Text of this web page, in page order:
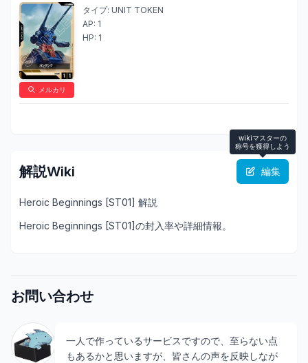
メルカリ
タイプ: UNIT TOKEN
AP: 1
HP: 1
解説Wiki
wikiマスターの
称号を獲得しよう
編集
Heroic Beginnings [ST01] 解説
Heroic Beginnings [ST01]の封入率や詳細情報。
お問い合わせ
一人で作っているサービスですので、至らない点
もあるかと思いますが、皆さんの声を反映しなが